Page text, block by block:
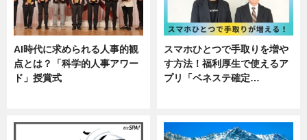
AI時代に求められる人事的観
点とは？「科学的人事アワー
ド」授賞式
スマホひとつで手取りを増や
す方法！福利厚生で使えるア
プリ「ベネステ確定…